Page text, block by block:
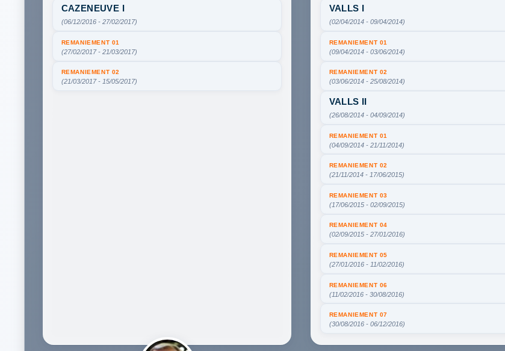
CAZENEUVE I
(06/12/2016 - 27/02/2017)
REMANIEMENT 01
(27/02/2017 - 21/03/2017)
REMANIEMENT 02
(21/03/2017 - 15/05/2017)
VALLS I
(02/04/2014 - 09/04/2014)
REMANIEMENT 01
(09/04/2014 - 03/06/2014)
REMANIEMENT 02
(03/06/2014 - 25/08/2014)
VALLS II
(26/08/2014 - 04/09/2014)
REMANIEMENT 01
(04/09/2014 - 21/11/2014)
REMANIEMENT 02
(21/11/2014 - 17/06/2015)
REMANIEMENT 03
(17/06/2015 - 02/09/2015)
REMANIEMENT 04
(02/09/2015 - 27/01/2016)
REMANIEMENT 05
(27/01/2016 - 11/02/2016)
REMANIEMENT 06
(11/02/2016 - 30/08/2016)
REMANIEMENT 07
(30/08/2016 - 06/12/2016)